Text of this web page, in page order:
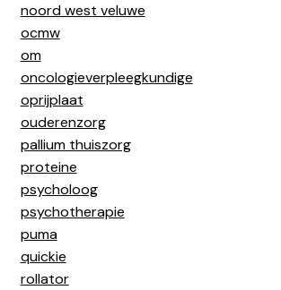
noord west veluwe
ocmw
om
oncologieverpleegkundige
oprijplaat
ouderenzorg
pallium thuiszorg
proteine
psycholoog
psychotherapie
puma
quickie
rollator